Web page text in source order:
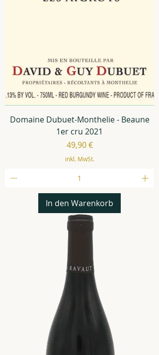
Domaine Dubuet-Monthelie - Beaune
1er cru 2021
Preis
49,90 €
inkl. MwSt.
In den Warenkorb